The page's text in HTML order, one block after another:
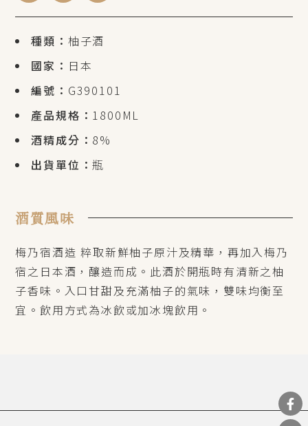
種類： 柚子酒
國家： 日本
編號： G390101
產品規格： 1800ML
酒精成分： 8%
出貨單位：瓶
酒質風味
梅乃宿酒造 粹取新鮮柚子原汁及精華，再加入梅乃
宿之日本酒，釀造而成。此酒於開瓶時有清新之柚
子香味。入口甘甜及充滿柚子的氣味，雙味均衡至
宜。飲用方式為冰飲或加冰塊飲用。